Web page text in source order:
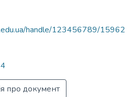
handle/123456789/15962
про документ